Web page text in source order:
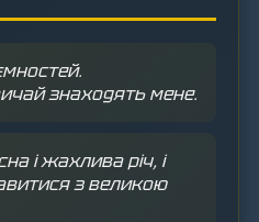
знаходять мене.
і жахлива річ, і
з великою